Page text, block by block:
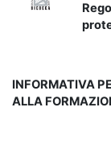
INFORMATIVA
ALLA